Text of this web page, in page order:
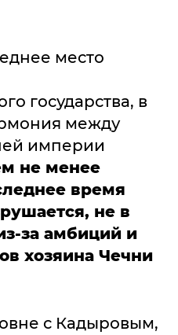
место
государства, в
между
империи
не менее
время
не в
за амбиций и
хозяина Чечни
с Кадыровым,